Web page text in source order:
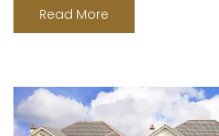
ultricies mi vitae est. Mauris
sit amet est et sapien
Read More